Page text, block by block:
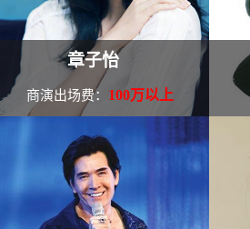
章子怡
商演出场费： 100万以上
1996年，主演孙文学执导的剧
情电影《星星点灯》，在片中扮演
因患上骨癌而截肢的女主角陈薇，
这是她的首部电影作品，从而正
式.........查看章子怡个人资料
名，
印尼
言广